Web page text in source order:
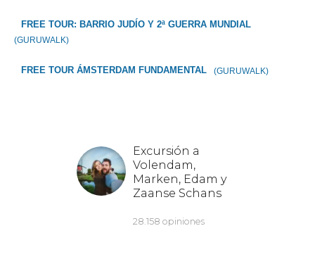
FREE TOUR: BARRIO JUDÍO Y 2ª GUERRA MUNDIAL
(GURUWALK)
FREE TOUR ÁMSTERDAM FUNDAMENTAL (GURUWALK)